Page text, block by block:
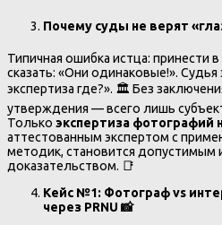
Почему суды не верят
Типичная ошибка истца: принести
сказать: «Они одинаковые!».
экспертиза где?». 🏛️ Без
утверждения — всего лишь
Только экспертиза фотографий
аттестованным экспертом с
методик, становится допустимым
доказательством. 📑
Кейс №1: Фотограф vs
через PRNU 📸